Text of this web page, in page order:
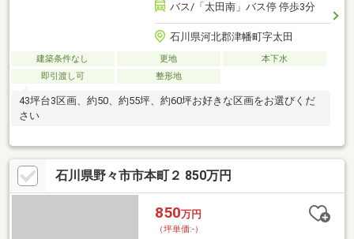
バス/「太田南」バス停 停歩3分
石川県河北郡津幡町字太田
建築条件なし 更地
本下水
即引渡し可
整形地
43坪台3区画、約50、約55坪、約60坪お好きな区画をお選びくだ
さい
石川県野々市市本町２ 850万円
850万円
（坪単価:-）